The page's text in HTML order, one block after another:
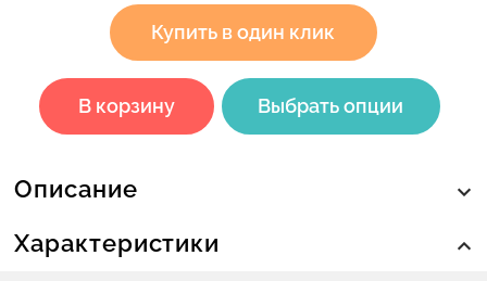
Купить в один клик
В корзину Выбрать опции
Описание
Характеристики